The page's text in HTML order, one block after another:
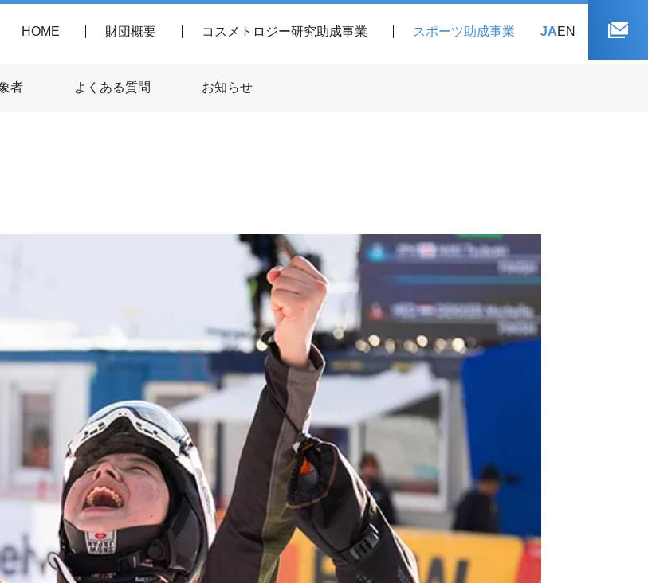
HOME 財団概要 コスメトロジー研究助成事業 スポーツ助成事業
者 よくある質問 お知らせ
EN
JA